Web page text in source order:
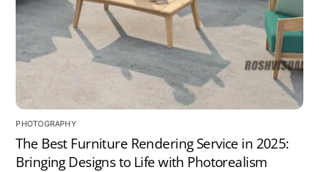
PHOTOGRAPHY
The Best Furniture Rendering Service in 2025:
Bringing Designs to Life with Photorealism